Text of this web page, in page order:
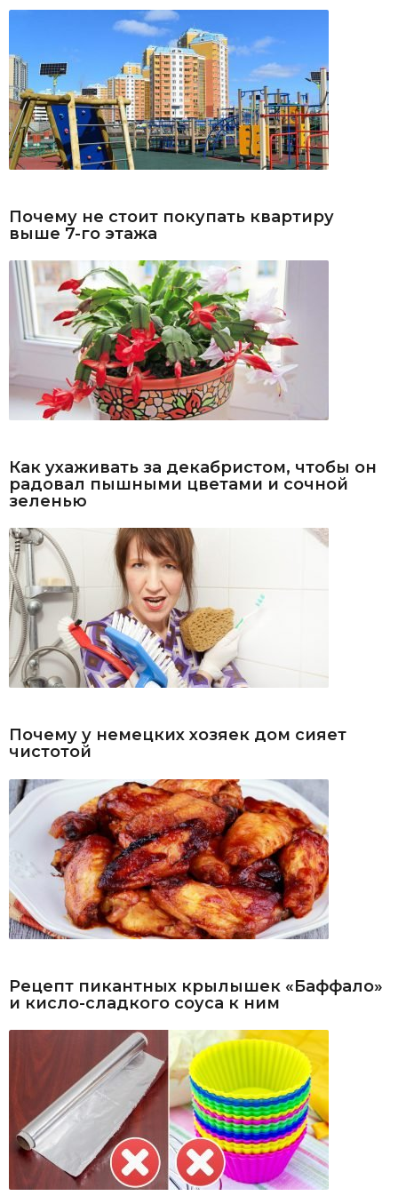
Почему не стоит покупать квартиру
выше 7-го этажа
Как ухаживать за декабристом, чтобы он
радовал пышными цветами и сочной
зеленью
Почему у немецких хозяек дом сияет
чистотой
Рецепт пикантных крылышек «Баффало»
и кисло-сладкого соуса к ним